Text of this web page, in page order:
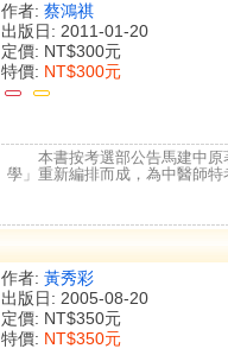
作者: 蔡鴻祺
出版日: 2011-01-20
定價: NT$300元
特價: NT$300元
本書按考選部公告馬建中
學」重新編排而成，為中醫師特
作者: 黃秀彩
出版日: 2005-08-20
定價: NT$350元
特價: NT$350元